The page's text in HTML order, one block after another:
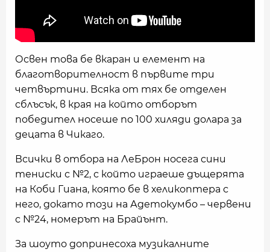
Освен това бе вкаран и елемент на
благотворителност в първите три
четвъртини. Всяка от тях бе отделен
сблъсък, в края на който отборът
победител носеше по 100 хиляди долара за
децата в Чикаго.
Всички в отбора на ЛеБрон носега сини
тениски с №2, с който играеше дъщерята
на Коби Гиана, която бе в хеликоптера с
него, докато този на Адетокумбо – червени
с №24, номерът на Брайънт.
За шоуто допринесоха музикалните